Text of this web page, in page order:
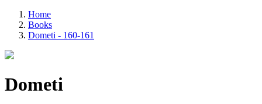
Home
Books
Dometi - 160-161
Dometi